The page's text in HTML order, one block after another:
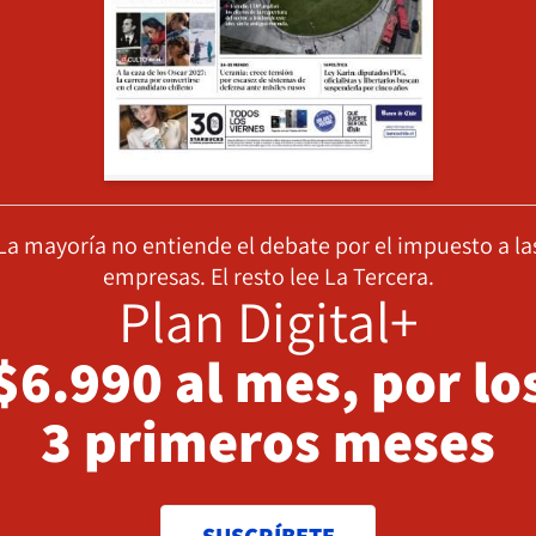
mayoría no entiende el debate por el impuesto a
empresas. El resto lee La Tercera.
Plan Digital+
al mes, por
3 primeros meses